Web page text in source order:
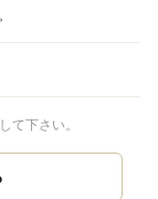
て下さい。